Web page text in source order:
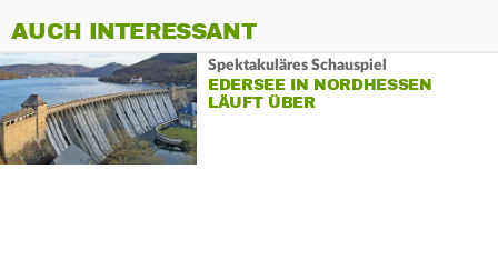
AUCH INTERESSANT
Spektakuläres Schauspiel
EDERSEE IN NORDHESSEN
LÄUFT ÜBER